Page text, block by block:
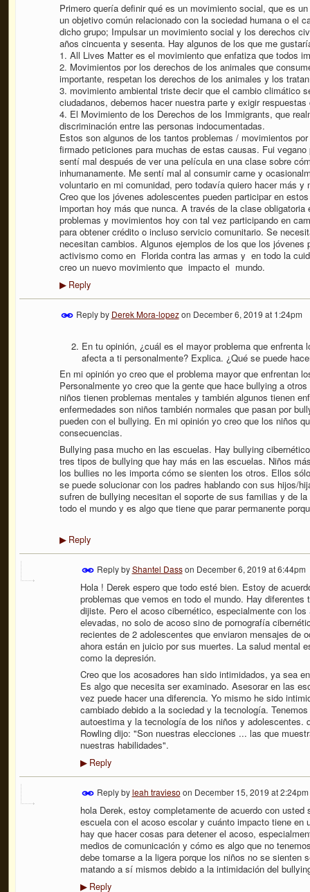
Primero quería definir qué es un movimiento social, que es
un objetivo común relacionado con la sociedad humana o el
dicho grupo; Impulsar un movimiento social y los derechos
años cincuenta y sesenta. Hay algunos de los que me
1. All Lives Matter es el movimiento que enfatiza que todos
2. Movimientos por los derechos de los animales que
importante, respetan los derechos de los animales y los
3. movimiento ambiental triste decir que el cambio climático
ciudadanos, debemos hacer nuestra parte y exigir respuestas
4. El Movimiento de los Derechos de los Immigrants, que
discriminación entre las personas indocumentadas.
Estos son algunos de los tantos problemas / movimientos
firmado peticiones para muchas de estas causas. Fui
sentí mal después de ver una película en una clase sobre
inhumanamente. Me sentí mal al consumir carne y
voluntario en mi comunidad, pero todavía quiero hacer más
Creo que los jóvenes adolescentes pueden participar en
importan hoy más que nunca. A través de la clase
problemas y movimientos hoy con tal vez participando en
para obtener crédito o incluso servicio comunitario. Se
necesitan cambios. Algunos ejemplos de los que los
activismo como en Florida contra las armas y en todo la
creo un nuevo movimiento que impacto el mundo.
▶Reply
Reply by Derek Mora-lopezon December 6, 2019 at 1:24pm
En tu opinión, ¿cuál es el mayor problema que
afecta a ti personalmente? Explica. ¿Qué se puede
En mi opinión yo creo que el problema mayor que enfrentan
Personalmente yo creo que la gente que hace bullying a
niños tienen problemas mentales y también algunos tienen
enfermedades son niños también normales que pasan por
pueden con el bullying. En mi opinión yo creo que los niños
consecuencias.
Bullying pasa mucho en las escuelas. Hay bullying
tres tipos de bullying que hay más en las escuelas. Niños
los bullies no les importa cómo se sienten los otros. Ellos
se puede solucionar con los padres hablando con sus hijos/
sufren de bullying necesitan el soporte de sus familias y de
todo el mundo y es algo que tiene que parar permanente
▶Reply
Reply byShantel Dasson December 6, 2019 at 6:44pm
Hola ! Derek espero que todo esté bien. Estoy de
problemas que vemos en todo el mundo. Hay
dijiste. Pero el acoso cibernético, especialmente con
elevadas, no solo de acoso sino de pornografía
recientes de 2 adolescentes que enviaron mensajes de
ahora están en juicio por sus muertes. La salud mental
como la depresión.
Creo que los acosadores han sido intimidados, ya sea
Es algo que necesita ser examinado. Asesorar en las
vez puede hacer una diferencia. Yo mismo he sido
cambiado debido a la sociedad y la tecnología.
autoestima y la tecnología de los niños y adolescentes.
Rowling dijo: "Son nuestras elecciones ... las que
nuestras habilidades".
▶Reply
Reply byleah travieso on December 15, 2019 at 2:24pm
hola Derek, estoy completamente de acuerdo con
escuela con el acoso escolar y cuánto impacto tiene
hay que hacer cosas para detener el acoso,
medios de comunicación y cómo es algo que no
debe tomarse a la ligera porque los niños no se sienten
matando a sí mismos debido a la intimidación del
▶Reply